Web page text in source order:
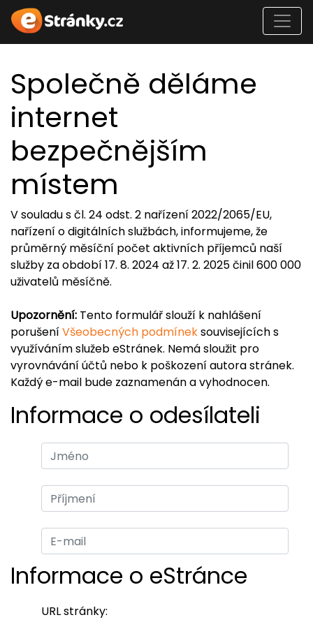
Společně děláme
internet
bezpečnějším
místem
V souladu s čl. 24 odst. 2 nařízení 2022/2065/EU,
nařízení o digitálních službách, informujeme, že
průměrný měsíční počet aktivních příjemců naší
služby za období 17. 8. 2024 až 17. 2. 2025 činil 600 000
uživatelů měsíčně.
Upozornění: Tento formulář slouží k nahlášení
porušeníVšeobecných podmíneksouvisejících s
využíváním služeb eStránek. Nemá sloužit pro
vyrovnávání účtů nebo k poškození autora stránek.
Každý e-mail bude zaznamenán a vyhodnocen.
Informace o odesílateli
Informace o eStránce
URL stránky: